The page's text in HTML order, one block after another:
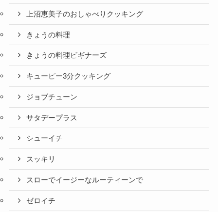
上沼恵美子のおしゃべりクッキング
きょうの料理
きょうの料理ビギナーズ
キューピー3分クッキング
ジョブチューン
サタデープラス
シューイチ
スッキリ
スローでイージーなルーティーンで
ゼロイチ